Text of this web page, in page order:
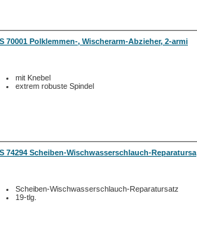
70001 Polklemmen-, Wischerarm-Abzieher, 2-armi
mit Knebel
extrem robuste Spindel
74294 Scheiben-Wischwasserschlauch-Reparatursa
Scheiben-Wischwasserschlauch-Reparatursatz
19-tlg.